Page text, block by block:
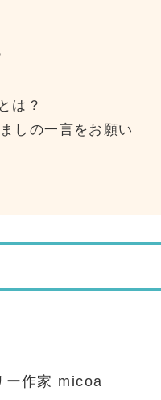
は？
しの一言をお願い
ー作家 micoa